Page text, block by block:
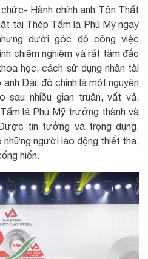
Hành chính anh Tôn Thất
tại Thép Tấm lá Phú Mỹ ngay
dưới góc độ công việc
chiêm nghiệm và rất tâm đắc
học, cách sử dụng nhân tài
Đài, đó chính là một nguyên
sau nhiều gian truân, vất vả,
lá Phú Mỹ trưởng thành và
tin tưởng và trọng dụng,
những người lao động thiết tha,
hiến.